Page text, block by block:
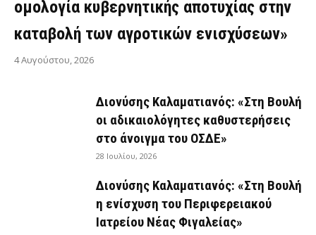
ομολογία κυβερνητικής αποτυχίας στην
καταβολή των αγροτικών ενισχύσεων»
4 Αυγούστου, 2026
Διονύσης Καλαματιανός: «Στη Βουλή
οι αδικαιολόγητες καθυστερήσεις
στο άνοιγμα του ΟΣΔΕ»
28 Ιουλίου, 2026
Διονύσης Καλαματιανός: «Στη Βουλή
η ενίσχυση του Περιφερειακού
Ιατρείου Νέας Φιγαλείας»